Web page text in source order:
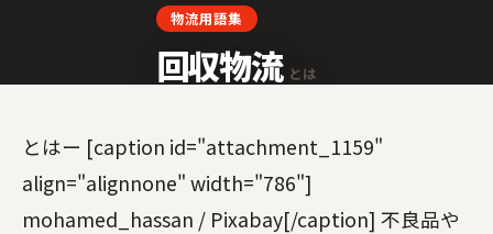
物流用語集
回収物流 とは
とはー [caption id="attachment_1159"
align="alignnone" width="786"]
mohamed_hassan / Pixabay[/caption] 不良品や